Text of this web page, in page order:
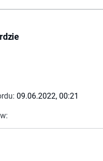
09.06.2022, 00:21